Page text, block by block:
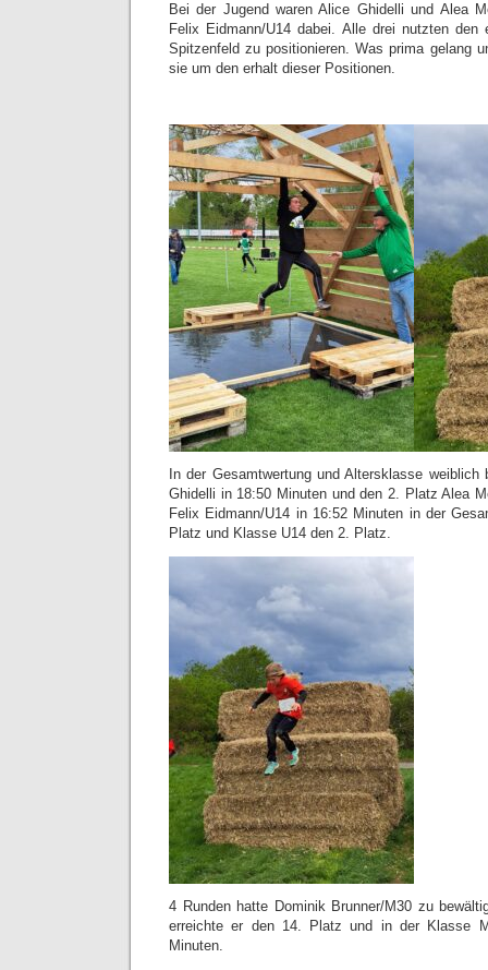
Bei der Jugend waren Alice Ghidelli und Alea
Felix Eidmann/U14 dabei. Alle drei nutzten
Spitzenfeld zu positionieren. Was prima gelang
sie um den erhalt dieser Positionen.
In der Gesamtwertung und Altersklasse
Ghidelli in 18:50 Minuten und den 2. Platz Alea
Felix Eidmann/U14 in 16:52 Minuten in der
Platz und Klasse U14 den 2. Platz.
4 Runden hatte Dominik Brunner/M30 zu
erreichte er den 14. Platz und in der Klasse
Minuten.